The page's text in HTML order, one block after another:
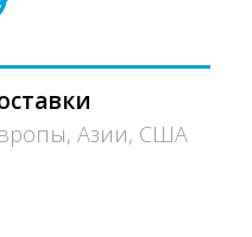
Азии, США